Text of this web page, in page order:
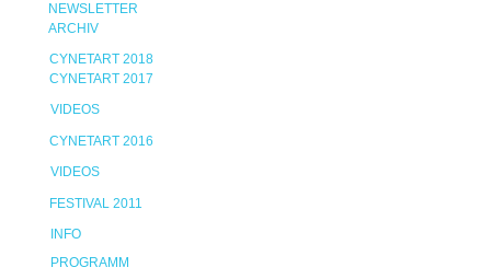
NEWSLETTER
ARCHIV
CYNETART 2018
CYNETART 2017
VIDEOS
CYNETART 2016
VIDEOS
FESTIVAL 2011
INFO
PROGRAMM